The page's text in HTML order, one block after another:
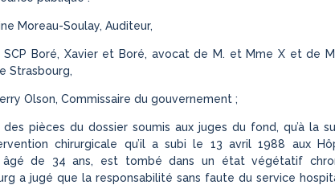
Moreau-Soulay, Auditeur,
Boré, Xavier et Boré, avocat de M. et Mme X et de
Strasbourg,
Olson, Commissaire du gouvernement ;
des pièces du dossier soumis aux juges du fond, qu’à la
chirurgicale qu’il a subi le 13 avril 1988 aux
âgé de 34 ans, est tombé dans un état végétatif
a jugé que la responsabilité sans faute du service